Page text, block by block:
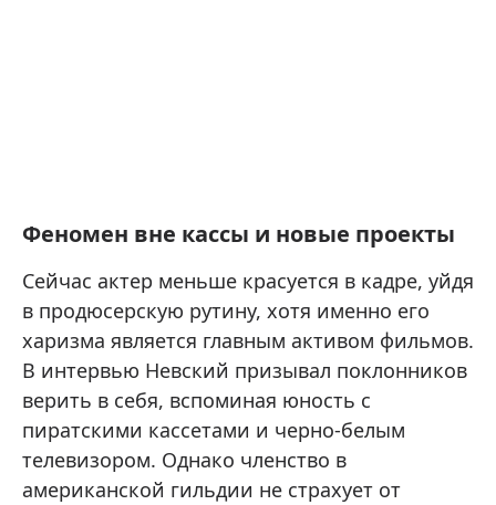
Феномен вне кассы и новые проекты
Сейчас актер меньше красуется в кадре, уйдя
в продюсерскую рутину, хотя именно его
харизма является главным активом фильмов.
В интервью Невский призывал поклонников
верить в себя, вспоминая юность с
пиратскими кассетами и черно-белым
телевизором. Однако членство в
американской гильдии не страхует от